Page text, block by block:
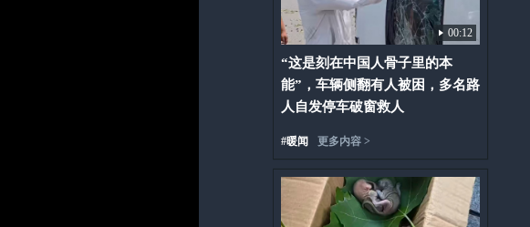
00:12
“这是刻在中国人骨子里的本
能”，车辆侧翻有人被困，多名路
人自发停车破窗救人
#暖闻 更多内容 >